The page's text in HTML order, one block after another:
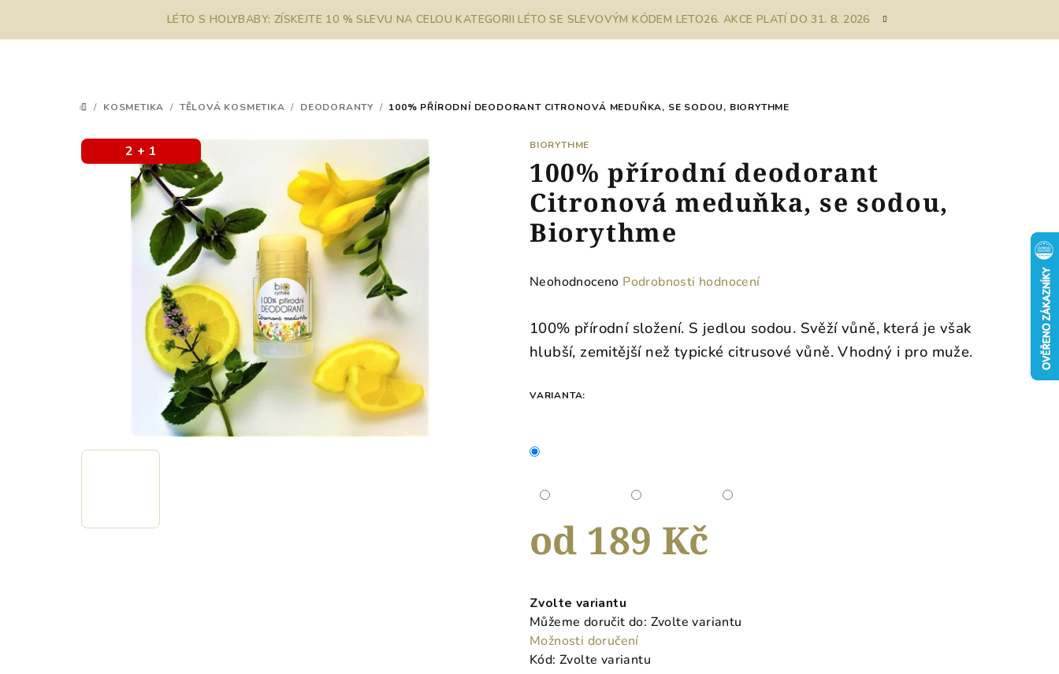
LÉTO S HOLYBABY: ZÍSKEJTE 10 % SLEVU NA CELOU KATEGORII LÉTO SE SLEVOVÝM KÓDEM LETO26. AKCE PLATÍ DO 31. 8. 2026
DOMŮ
/ KOSMETIKA / TĚLOVÁ KOSMETIKA / DEODORANTY / 100% PŘÍRODNÍ DEODORANT CITRONOVÁ MEDUŇKA, SE SODOU, BIORYTHME
BIORYTHME
100% přírodní deodorant
Citronová meduňka, se sodou,
Biorythme
Průměrné
produktu
je
0,0
5
Neohodnoceno Podrobnosti hodnocení
100% přírodní složení. S jedlou sodou. Svěží vůně, která je však
hlubší, zemitější než typické citrusové vůně. Vhodný i pro muže.
VARIANTA:
od 189 Kč
cena:
Zvolte variantu
Můžeme doručit do: Zvolte variantu
Možnosti doručení
Kód: Zvolte variantu
2 + 1